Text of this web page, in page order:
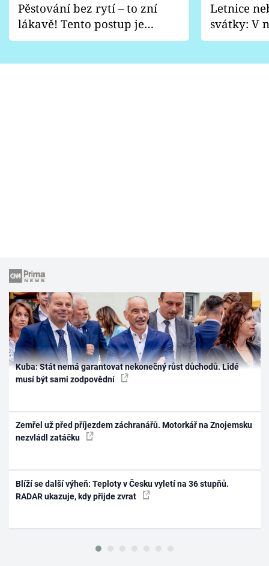
Pěstování bez rytí – to zní
lákavě! Tento postup je
vhodný jen pro některé
Letnice
svátky: V
pondělí
Kuba: Stát nemá garantovat nekonečný růst důchodů. Lidé
musí být sami zodpovědní
Zemřel už před příjezdem záchranářů. Motorkář na Znojemsku
nezvládl zatáčku
Blíží se další výheň: Teploty v Česku vyletí na 36 stupňů.
RADAR ukazuje, kdy přijde zvrat